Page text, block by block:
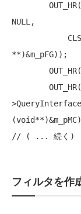
NULL ,
**)&m_pFG));
(void
// ( ... 続く)
フィルタを作